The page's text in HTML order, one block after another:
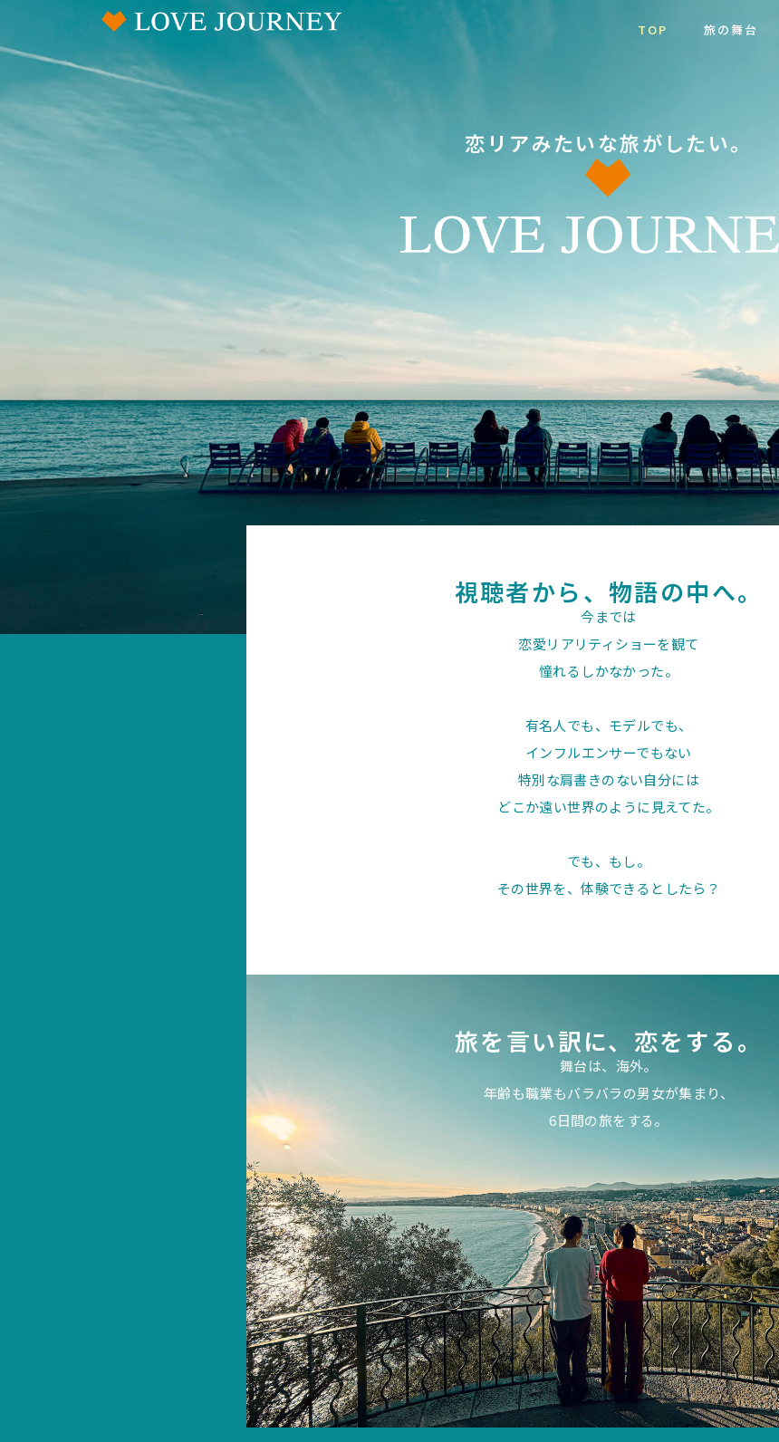
TOP 旅の舞台
恋リアみたいな旅がしたい。
視聴者から、 物語の中へ。
今までは
恋愛リアリティショーを観て
憧れるしかなかった。
有名人でも、モデルでも、
インフルエンサーでもない
特別な肩書きのない自分には
どこか遠い世界のように見えてた。
でも、もし。
その世界を、体験できるとしたら？
旅を言い訳に、 恋をする。
舞台は、海外。
年齢も職業もバラバラの男女が集まり、
6日間の旅をする。